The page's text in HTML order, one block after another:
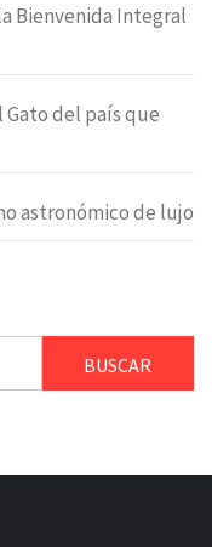
Bienvenida Integral
Gato del país que
astronómico de lujo